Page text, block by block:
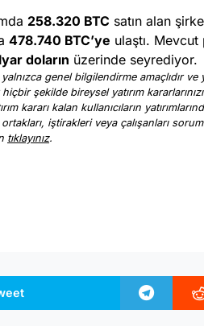
258.320 BTC satın alan
478.740 BTC’ye ulaştı.
doların üzerinde seyrediyor.
genel bilgilendirme amaçlıdır ve
şekilde bireysel yatırım
kararı kalan kullanıcıların
iştirakleri veya çalışanları
tıklayınız.